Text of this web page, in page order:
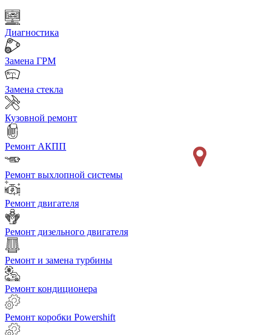
Диагностика
Замена ГРМ
Замена стекла
Кузовной ремонт
Ремонт АКПП
Ремонт выхлопной системы
Ремонт двигателя
Ремонт дизельного двигателя
Ремонт и замена турбины
Ремонт кондиционера
Ремонт коробки Powershift